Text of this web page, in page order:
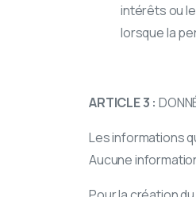
intérêts ou
lorsque la
ARTICLE 3 :
Les informations
Aucune